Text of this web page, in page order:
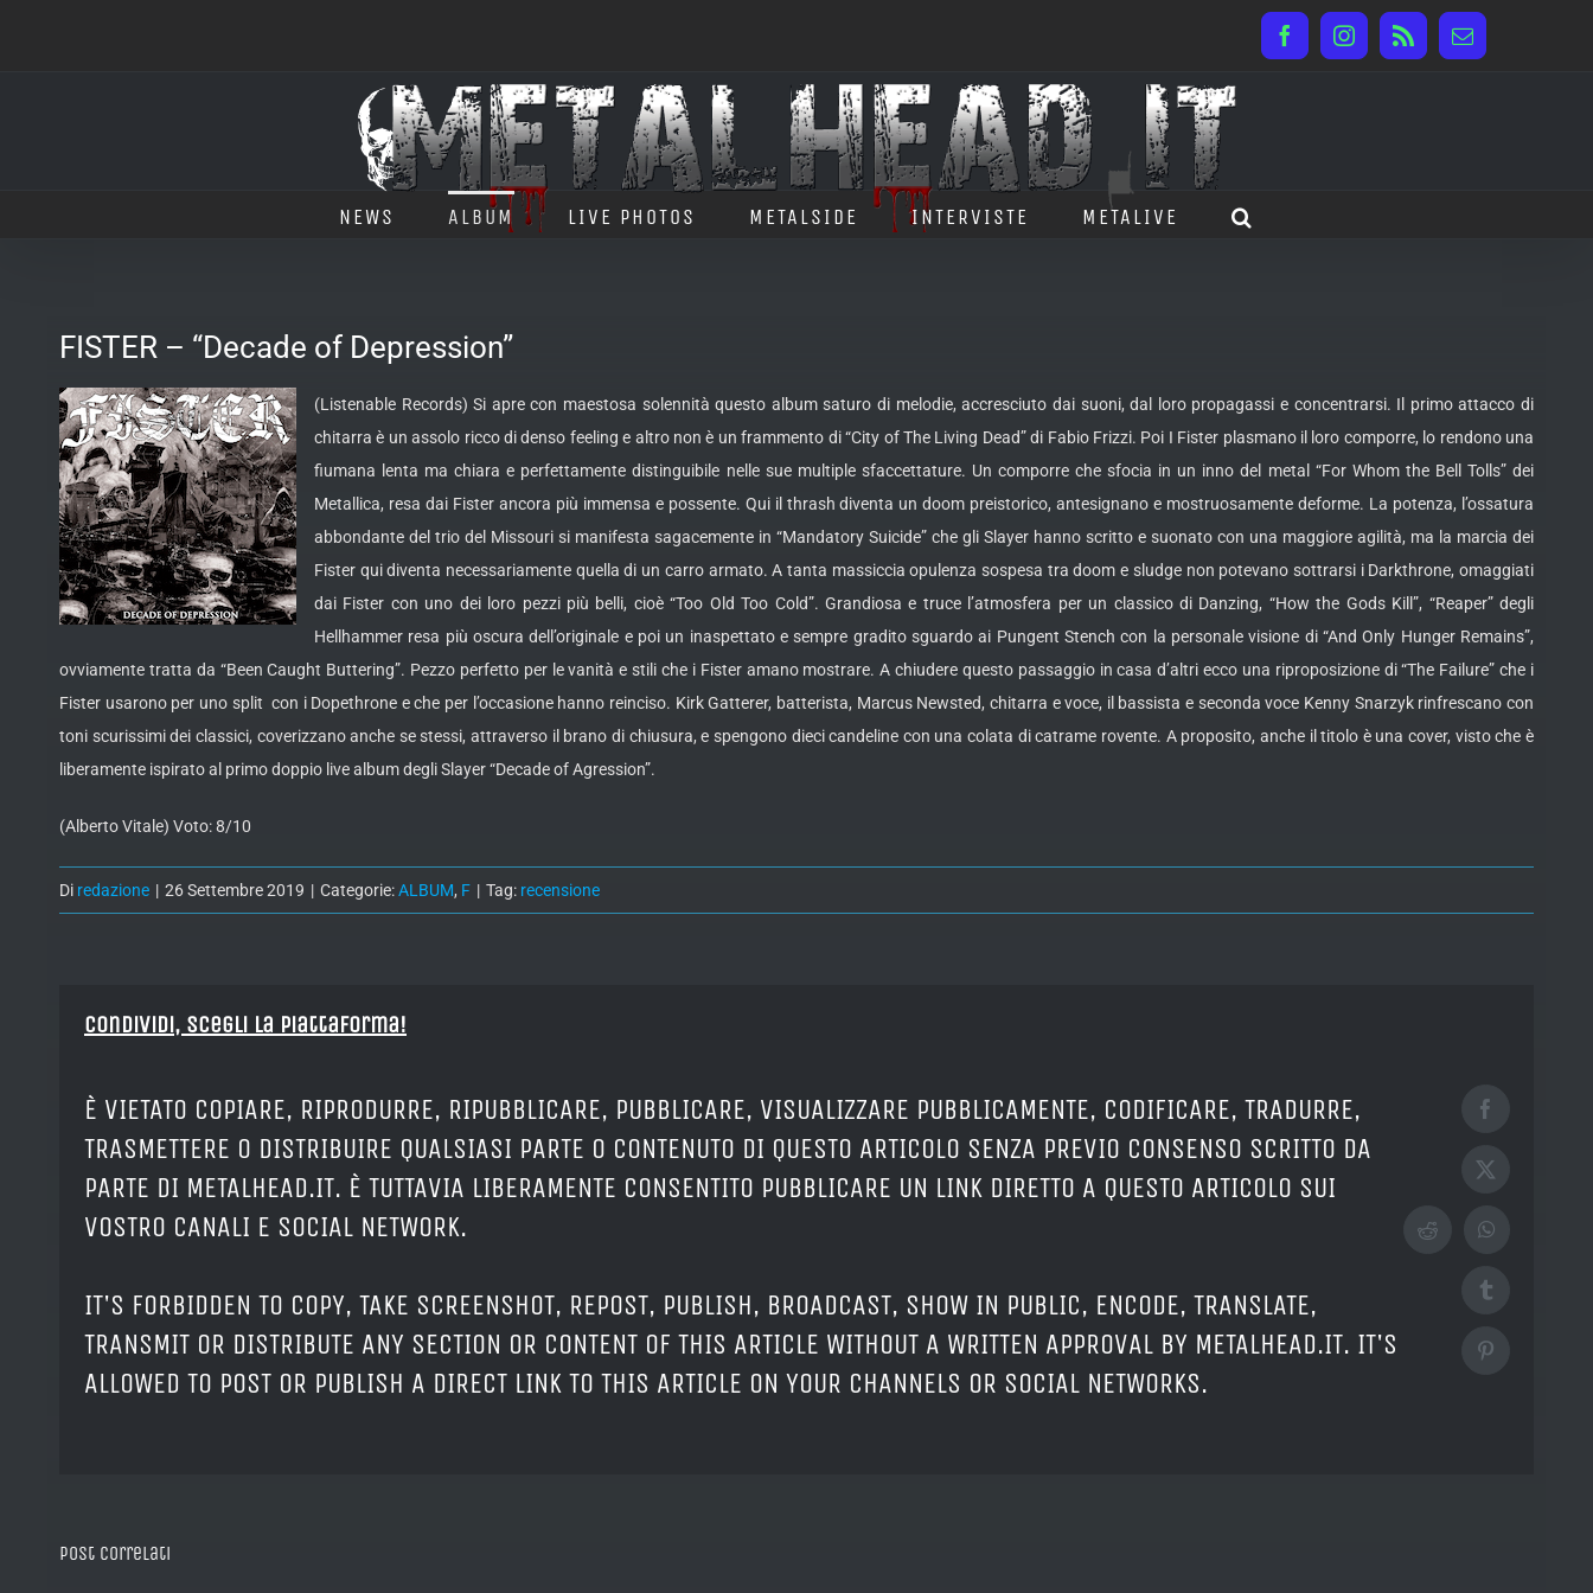
FacebookInstagram
Rss Email
NEWS ALBUM LIVE PHOTOS METALSIDE INTERVISTE METALIVE
FISTER – “Decade of Depression”
(Listenable Records) Si apre con maestosa solennità questo album saturo di melodie, accresciuto dai suoni, dal loro propagassi e concentrarsi. Il primo attacco di
chitarra è un assolo riccodi denso feeling e altro non è un frammento di “City of The Living Dead” di Fabio Frizzi. Poi I Fister plasmano il loro comporre, lo rendono una
fiumana lenta ma chiara e perfettamente distinguibile nelle sue multiple sfaccettature. Un comporre che sfocia in un inno del metal “For Whom the Bell Tolls” dei
Metallica, resa dai Fister ancora più immensa e possente. Qui il thrash diventa un doom preistorico, antesignano e mostruosamente deforme. La potenza, l’ossatura
abbondante del trio del Missouri si manifesta sagacemente in “Mandatory Suicide” che gli Slayer hanno scritto e suonato con una maggiore agilità, ma la marcia dei
Fister qui diventa necessariamente quella di un carro armato. A tanta massiccia opulenza sospesa tra doom e sludge non potevano sottrarsi i Darkthrone, omaggiati
dai Fister con uno dei loro pezzi più belli, cioè “Too Old Too Cold”. Grandiosa e truce l’atmosfera per un classico di Danzing, “How the Gods Kill”, “Reaper” degli
Hellhammer resa più oscura dell’originale e poi un inaspettato e sempre gradito sguardo ai Pungent Stench con la personale visione di “And Only Hunger Remains”,
ovviamente tratta da “Been Caught Buttering”. Pezzo perfetto per le vanità e stili che i Fister amano mostrare. A chiudere questo passaggio in casa d’altri ecco una riproposizione di “The Failure” che i
Fister usarono per uno split con i Dopethrone e che per l’occasione hanno reinciso. Kirk Gatterer, batterista, Marcus Newsted, chitarra e voce, il bassista e seconda voce Kenny Snarzyk rinfrescano con
toni scurissimi dei classici, coverizzano anche se stessi, attraverso il brano di chiusura, e spengono dieci candeline con una colata di catrame rovente. A proposito, anche il titolo è una cover, visto che è
liberamente ispirato al primo doppio live album degli Slayer “Decade of Agression”.
(Alberto Vitale) Voto: 8/10
Di redazione | 26 Settembre 2019 | Categorie:ALBUM, F | Tag: recensione
Condividi, Scegli la piattaforma!
È VIETATO COPIARE, RIPRODURRE, RIPUBBLICARE, PUBBLICARE, VISUALIZZARE PUBBLICAMENTE, CODIFICARE, TRADURRE,
TRASMETTERE O DISTRIBUIRE QUALSIASI PARTE O CONTENUTO DI QUESTO ARTICOLO SENZA PREVIO CONSENSO SCRITTO DA
PARTE DI METALHEAD.IT. È TUTTAVIA LIBERAMENTE CONSENTITO PUBBLICARE UN LINK DIRETTO A QUESTO ARTICOLO SUI
VOSTRO CANALI E SOCIAL NETWORK.
IT'S FORBIDDEN TO COPY, TAKE SCREENSHOT, REPOST, PUBLISH, BROADCAST, SHOW IN PUBLIC, ENCODE, TRANSLATE,
TRANSMIT OR DISTRIBUTE ANY SECTION OR CONTENT OF THIS ARTICLE WITHOUT A WRITTEN APPROVAL BY METALHEAD.IT. IT'S
ALLOWED TO POST OR PUBLISH A DIRECT LINK TO THIS ARTICLE ON YOUR CHANNELS OR SOCIAL NETWORKS.
Facebook
X
RedditWhatsApp
Tumblr
Pinterest
Post correlati